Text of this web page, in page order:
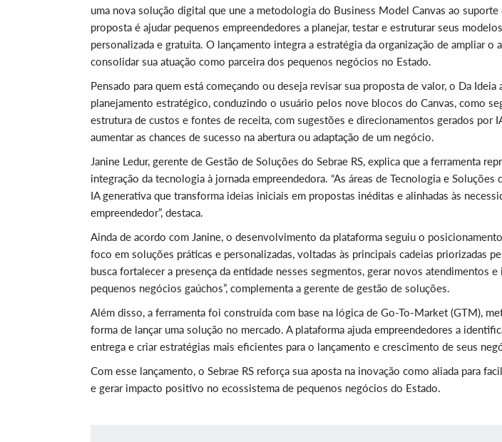
uma nova solução digital que une a metodologia do Business Model Canvas ao
proposta é ajudar pequenos empreendedores a planejar, testar e estruturar seus
personalizada e gratuita. O lançamento integra a estratégia da organização de ampliar o
consolidar sua atuação como parceira dos pequenos negócios no Estado.
Pensado para quem está começando ou deseja revisar sua proposta de valor, o Da
planejamento estratégico, conduzindo o usuário pelos nove blocos do Canvas, como
estrutura de custos e fontes de receita, com sugestões e direcionamentos gerados por
aumentar as chances de sucesso na abertura ou adaptação de um negócio.
Janine Ledur, gerente de Gestão de Soluções do Sebrae RS, explica que a ferramenta
integração da tecnologia à jornada empreendedora. “As áreas de Tecnologia e
IA generativa que transforma ideias iniciais em propostas inéditas e alinhadas às
empreendedor”, destaca.
Ainda de acordo com Janine, o desenvolvimento da plataforma seguiu o
foco em soluções práticas e personalizadas, voltadas às principais cadeias priorizadas
busca fortalecer a presença da entidade nesses segmentos, gerar novos atendimentos
pequenos negócios gaúchos”, complementa a gerente de gestão de soluções.
Além disso, a ferramenta foi construída com base na lógica de Go-To-Market (GTM),
forma de lançar uma solução no mercado. A plataforma ajuda empreendedores a
entrega e criar estratégias mais eficientes para o lançamento e crescimento de seus
Com esse lançamento, o Sebrae RS reforça sua aposta na inovação como aliada para
e gerar impacto positivo no ecossistema de pequenos negócios do Estado.